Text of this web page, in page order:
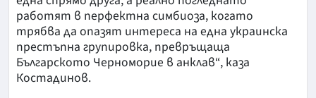
работят в перфектна симбиоза, когато
трябва да опазят интереса на една украинска
престъпна групировка, превръщаща
Българското Черноморие в анклав“, каза
Костадинов.